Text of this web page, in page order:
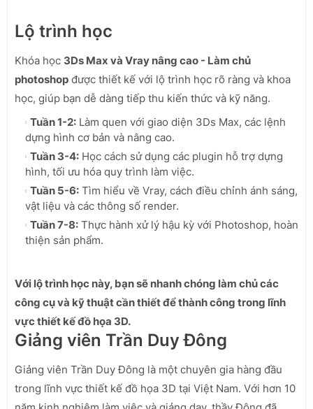
Lộ trình học
Khóa học 3Ds Max và Vray nâng cao - Làm chủ
photoshop được thiết kế với lộ trình học rõ ràng và khoa
học, giúp bạn dễ dàng tiếp thu kiến thức và kỹ năng.
Tuần 1-2: Làm quen với giao diện 3Ds Max, các lệnh
dựng hình cơ bản và nâng cao.
Tuần 3-4: Học cách sử dụng các plugin hỗ trợ dựng
hình, tối ưu hóa quy trình làm việc.
Tuần 5-6: Tìm hiểu về Vray, cách điều chỉnh ánh sáng,
vật liệu và các thông số render.
Tuần 7-8: Thực hành xử lý hậu kỳ với Photoshop, hoàn
thiện sản phẩm.
Với lộ trình học này, bạn sẽ nhanh chóng làm chủ các
công cụ và kỹ thuật cần thiết để thành công trong lĩnh
vực thiết kế đồ họa 3D.
Giảng viên Trần Duy Đông
Giảng viên Trần Duy Đông là một chuyên gia hàng đầu
trong lĩnh vực thiết kế đồ họa 3D tại Việt Nam. Với hơn 10